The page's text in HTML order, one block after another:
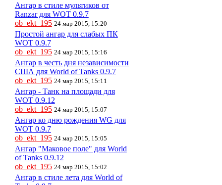
Ангар в стиле мультиков от
Ranzar для WOT 0.9.7
ob_ekt_195 24 мар 2015, 15:20
Простой ангар для слабых ПК
WOT 0.9.7
ob_ekt_195 24 мар 2015, 15:16
Ангар в честь дня независимости
США для World of Tanks 0.9.7
ob_ekt_195 24 мар 2015, 15:11
Ангар - Танк на площади для
WOT 0.9.12
ob_ekt_195 24 мар 2015, 15:07
Ангар ко дню рождения WG для
WOT 0.9.7
ob_ekt_195 24 мар 2015, 15:05
Ангар "Маковое поле" для World
of Tanks 0.9.12
ob_ekt_195 24 мар 2015, 15:02
Ангар в стиле лета для World of